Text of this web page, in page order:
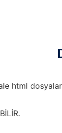
html